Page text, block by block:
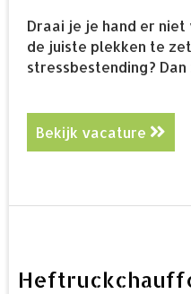
Draai je je hand er
de juiste plekken te
stressbestending?
Bekijk vacature